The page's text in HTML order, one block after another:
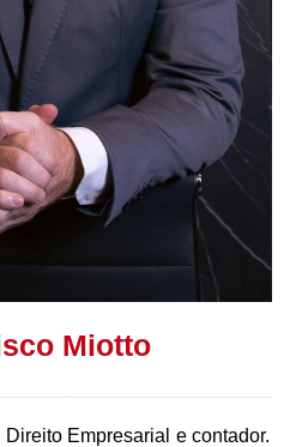
Miotto
Empresarial e contador.